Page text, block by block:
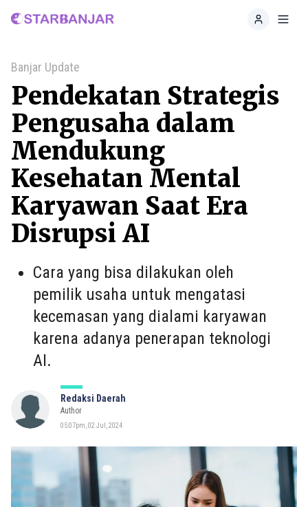
Home
Banjar Update
Pendekatan Strategis
Pengusaha dalam
Mendukung
Kesehatan Mental
Karyawan Saat Era
Disrupsi AI
Cara yang bisa dilakukan oleh
pemilik usaha untuk mengatasi
kecemasan yang dialami karyawan
karena adanya penerapan teknologi
AI.
Redaksi Daerah
Author
05:07pm, 02 Jul, 2024